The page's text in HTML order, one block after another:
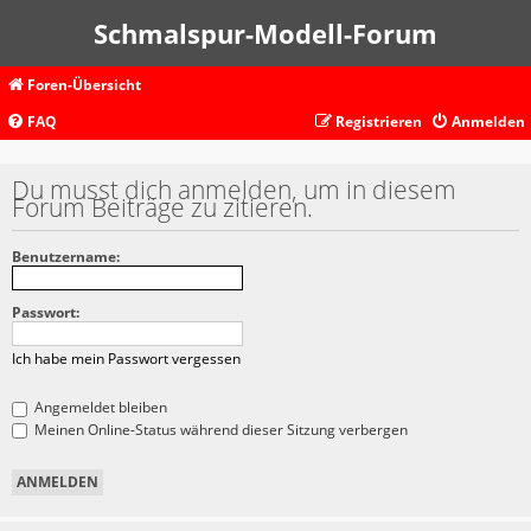
Schmalspur-Modell-Forum
Foren-Übersicht
FAQ
Anmelden
Registrieren
Du musst dich anmelden, um in diesem
Forum Beiträge zu zitieren.
Benutzername:
Passwort:
Ich habe mein Passwort vergessen
Angemeldet bleiben
Meinen Online-Status während dieser Sitzung verbergen